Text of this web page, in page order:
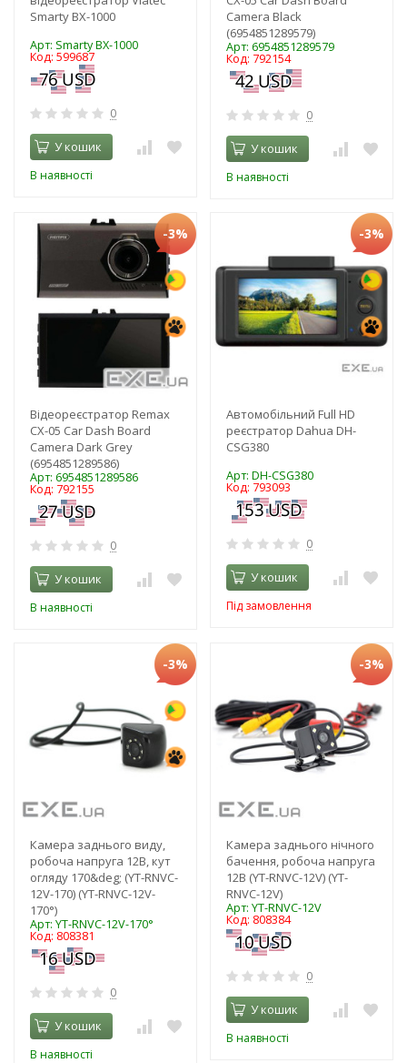
Smarty BX-1000
Арт: Smarty BX-1000
Код: 599687
0
У кошик
В наявності
Camera Black
(6954851289579)
Арт: 6954851289579
Код: 792154
0
У кошик
В наявності
-3%
Відеореєстратор Remax
CX-05 Car Dash Board
Camera Dark Grey
(6954851289586)
Арт: 6954851289586
Код: 792155
0
У кошик
В наявності
-3%
Автомобільний Full HD
реєстратор Dahua DH-
CSG380
Арт: DH-CSG380
Код: 793093
0
У кошик
Під замовлення
-3%
Камера заднього виду,
робоча напруга 12В, кут
огляду 170&deg; (YT-RNVC-
12V-170) (YT-RNVC-12V-
170°)
Арт: YT-RNVC-12V-170°
Код: 808381
0
У кошик
В наявності
-3%
Камера заднього нічного
бачення, робоча напруга
12В (YT-RNVC-12V) (YT-
RNVC-12V)
Арт: YT-RNVC-12V
Код: 808384
0
У кошик
В наявності